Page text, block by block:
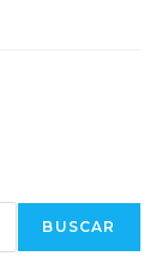
BUSCAR